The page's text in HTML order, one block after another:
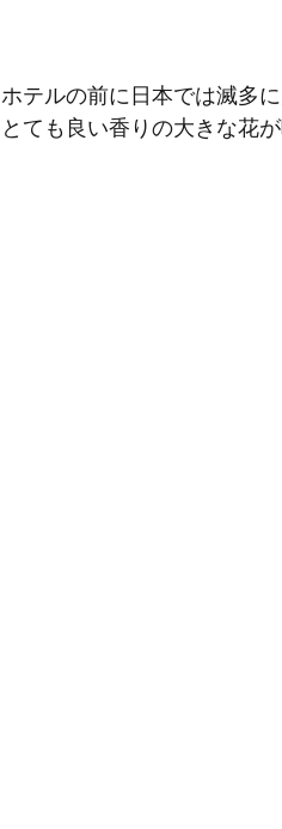
ホテルの前に日本では滅多
とても良い香りの大きな花